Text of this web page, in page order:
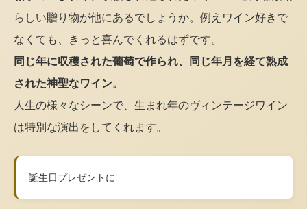
らしい贈り物が他にあるでしょうか。例えワイン好きで
なくても、きっと喜んでくれるはずです。
同じ年に収穫された葡萄で作られ、同じ年月を経て熟成
された神聖なワイン。
人生の様々なシーンで、生まれ年のヴィンテージワイン
は特別な演出をしてくれます。
誕生日プレゼントに